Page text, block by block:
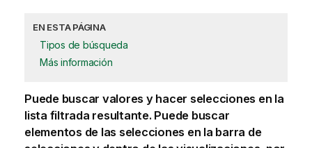
EN ESTA PÁGINA
Tipos de búsqueda
Más información
Puede buscar valores y hacer selecciones en la
lista filtrada resultante. Puede buscar
elementos de las selecciones en la barra de